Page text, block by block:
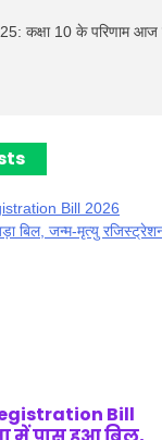
कक्षा 10 के परिणाम आज
Bill